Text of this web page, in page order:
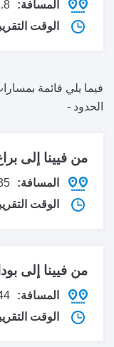
المسافة:
الوقت
فيما يلي قائمة
الحدود -
من فيينا إلى
المسافة:
الوقت
من فيينا إلى
المسافة:
الوقت